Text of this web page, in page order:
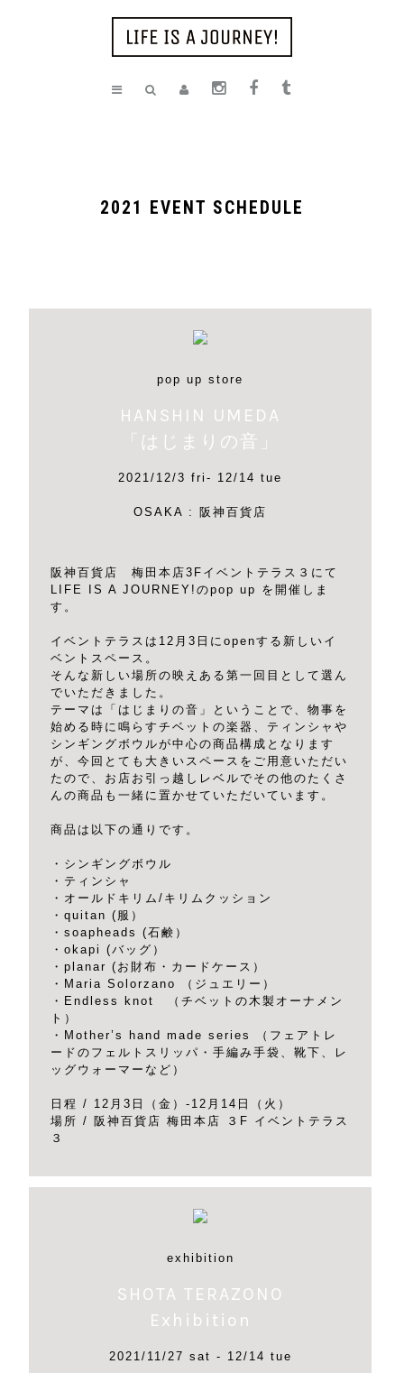
2021 EVENT SCHEDULE
pop up store
HANSHIN UMEDA
「はじまりの音」
2021/12/3 fri- 12/14 tue
OSAKA : 阪神百貨店
阪神百貨店 梅田本店3Fイベントテラス３にて
LIFE IS A JOURNEY!のpop up を開催しま
す。
イベントテラスは12月3日にopenする新しいイ
ベントスペース。
そんな新しい場所の映えある第一回目として選ん
でいただきました。
テーマは「はじまりの音」ということで、物事を
始める時に鳴らすチベットの楽器、ティンシャや
シンギングボウルが中心の商品構成となります
が、今回とても大きいスペースをご用意いただい
たので、お店お引っ越しレベルでその他のたくさ
んの商品も一緒に置かせていただいています。
商品は以下の通りです。
・シンギングボウル
・ティンシャ
・オールドキリム/キリムクッション
・quitan (服）
・soapheads (石鹸）
・okapi (バッグ）
・planar (お財布・カードケース）
・Maria Solorzano （ジュエリー）
・Endless knot （チベットの木製オーナメン
ト）
・Mother’s hand made series （フェアトレ
ードのフェルトスリッパ・手編み手袋、靴下、レ
ッグウォーマーなど）
日程 / 12月3日（金）-12月14日（火）
場所 / 阪神百貨店 梅田本店 ３F イベントテラス
３
exhibition
SHOTA TERAZONO
Exhibition
2021/11/27 sat - 12/14 tue